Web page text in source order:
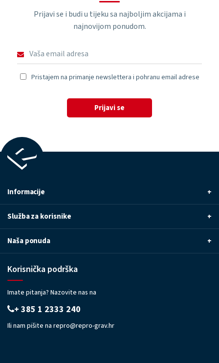
Prijavi se i budi u tijeku sa najboljim akcijama i
najnovijom ponudom.
Pristajem na primanje newslettera i pohranu email adrese
Prijavi se
Informacije +
Služba za korisnike +
Naša ponuda +
Korisnička podrška
Imate pitanja? Nazovite nas na
+ 385 1 2333 240
Ili nam pišite na repro@repro-grav.hr